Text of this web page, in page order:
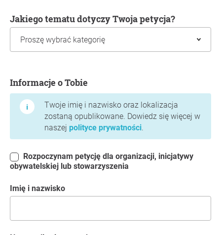
Jakiego tematu dotyczy Twoja petycja?
Informacje o Tobie
Twoje imię i nazwisko oraz lokalizacja
zostaną opublikowane. Dowiedz się więcej w
naszej polityce prywatności.
obywatelskiej lub stowarzyszenia
Imię i nazwisko